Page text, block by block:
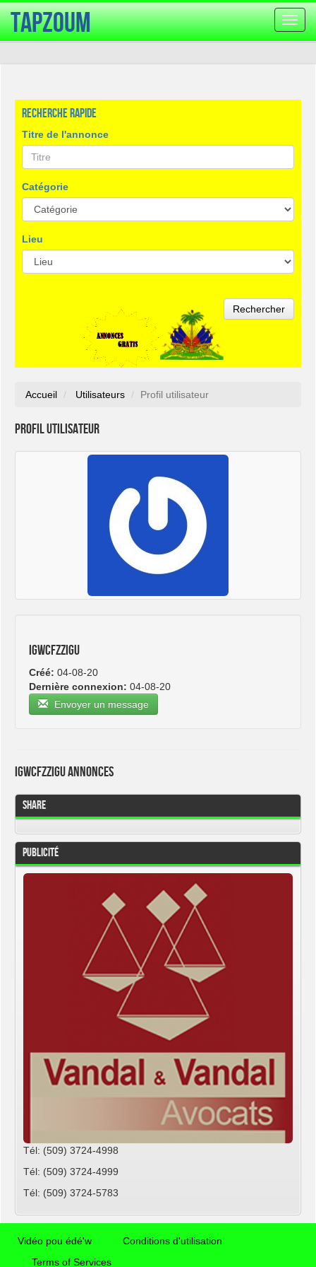
la
TapZoum
Recherche rapide
Titre de l'annonce
Catégorie
Lieu
Rechercher
Accueil Utilisateurs Profil utilisateur
Profil utilisateur
igwcfzzigu
Créé: 04-08-20
Dernière connexion: 04-08-20
Envoyer un message
igwcfzzigu Annonces
Share
Publicité
Tél: (509) 3724-4998
Tél: (509) 3724-4999
Tél: (509) 3724-5783
Vidéo pou édé'w
Conditions d'utilisation
Terms of Services